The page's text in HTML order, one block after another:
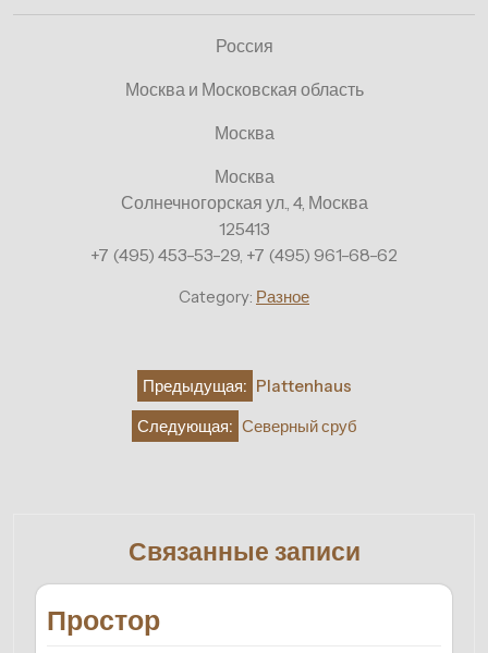
Россия
Москва и Московская область
Москва
Москва
Солнечногорская ул., 4, Москва
125413
+7 (495) 453-53-29, +7 (495) 961-68-62
Category: Разное
НавигацияПредыдущая: Plattenhaus
Следующая: Северный сруб
Связанные записи
Простор